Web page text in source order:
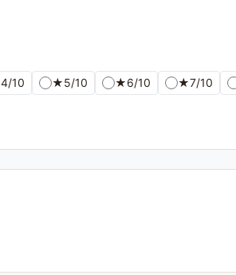
4/10 ★5/10 ★6/10 ★7/10